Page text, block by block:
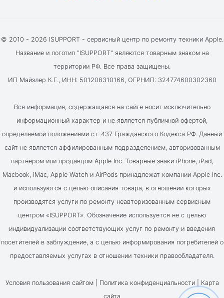
© 2010 - 2026 ISUPPORT - сервисный центр по ремонту техники Apple.
Название и логотип "ISUPPORT" являются товарным знаком на
территории РФ. Все права защищены.
ИП Майзлер К.Г., ИНН: 501208310166, ОГРНИП: 324774600302360
Вся информация, содержащаяся на сайте носит исключительно
информационный характер и не является публичной офертой,
определяемой положениями ст. 437 Гражданского Кодекса РФ. Данный
сайт не является аффилированным подразделением, авторизованным
партнером или продавцом Apple Inc. Товарные знаки iPhone, iPad,
Macbook, iMac, Apple Watch и AirPods принадлежат компании Apple Inc.
и используются с целью описания товара, в отношении которых
производятся услуги по ремонту неавторизованным сервисным
центром «ISUPPORT». Обозначение используется не с целью
индивидуализации соответствующих услуг по ремонту и введения
посетителей в заблуждение, а с целью информирования потребителей о
предоставляемых услугах в отношении техники правообладателя.
Условия пользования сайтом | Политика конфиденциальности| Карта
сайта